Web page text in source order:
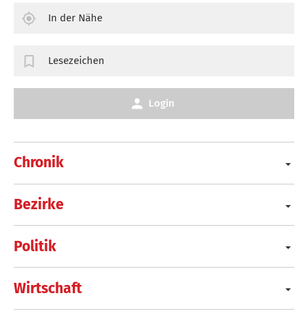
Chronik
Bezirke
Politik
Wirtschaft
In der Nähe
Lesezeichen
Login